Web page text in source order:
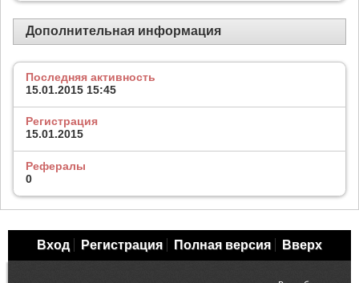
Дополнительная информация
Последняя активность
15.01.2015 15:45
Регистрация
15.01.2015
Рефералы
0
Вход Регистрация Полная версия Вверх